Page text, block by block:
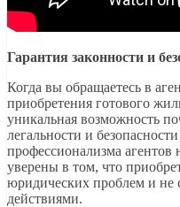
Гарантия законности и
Когда вы обращаетесь в
приобретения готового
уникальная возможность
легальности и
профессионализма
уверены в том, что
юридических проблем и не
действиями.